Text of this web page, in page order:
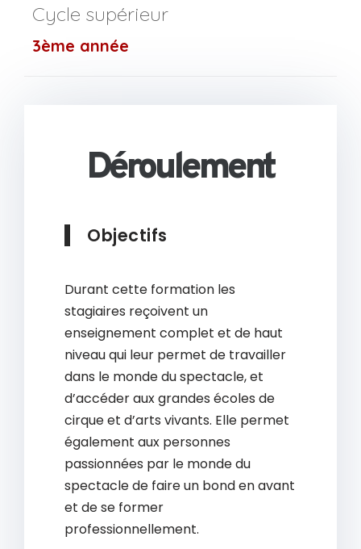
Cycle supérieur
3ème année
Déroulement
Objectifs
Durant cette formation les
stagiaires reçoivent un
enseignement complet et de haut
niveau qui leur permet de travailler
dans le monde du spectacle, et
d’accéder aux grandes écoles de
cirque et d’arts vivants. Elle permet
également aux personnes
passionnées par le monde du
spectacle de faire un bond en avant
et de se former
professionnellement.